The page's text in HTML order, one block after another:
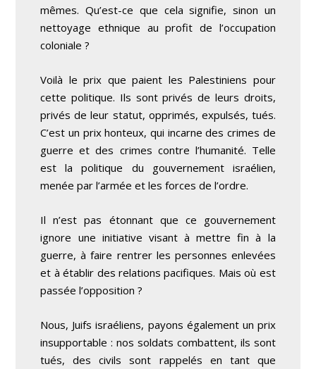
mêmes. Qu’est-ce que cela signifie, sinon un
nettoyage ethnique au profit de l’occupation
coloniale ?
Voilà le prix que paient les Palestiniens pour
cette politique. Ils sont privés de leurs droits,
privés de leur statut, opprimés, expulsés, tués.
C’est un prix honteux, qui incarne des crimes de
guerre et des crimes contre l’humanité. Telle
est la politique du gouvernement israélien,
menée par l’armée et les forces de l’ordre.
Il n’est pas étonnant que ce gouvernement
ignore une initiative visant à mettre fin à la
guerre, à faire rentrer les personnes enlevées
et à établir des relations pacifiques. Mais où est
passée l’opposition ?
Nous, Juifs israéliens, payons également un prix
insupportable : nos soldats combattent, ils sont
tués, des civils sont rappelés en tant que